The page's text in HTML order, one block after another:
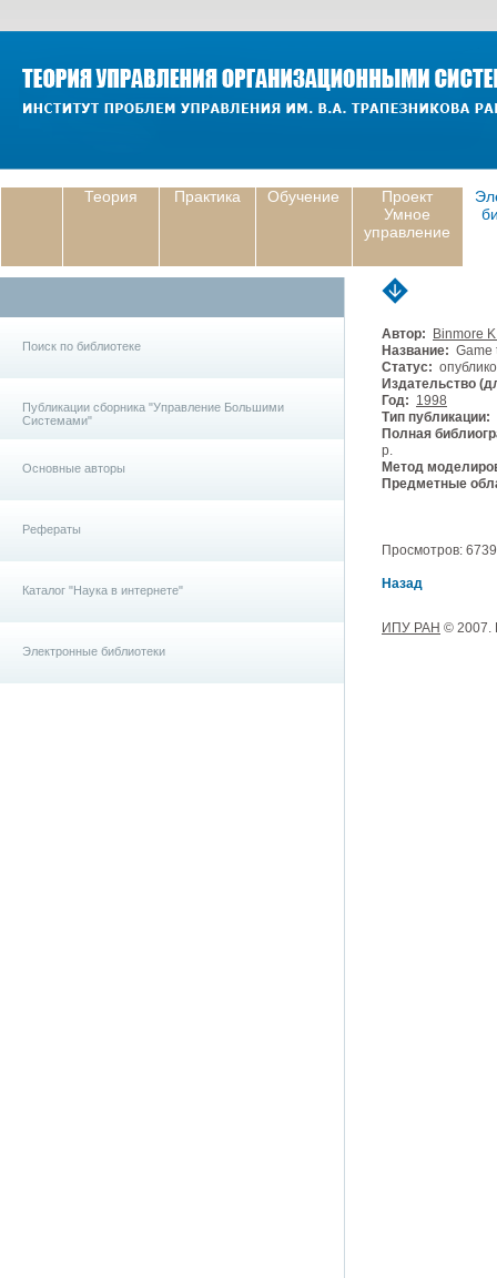
Теория Практика Обучение
Проект
Умное
управление
Поиск по библиотеке
Публикации сборника "Управление Большими
Системами"
Основные авторы
Рефераты
Каталог "Наука в интернете"
Электронные библиотеки
Автор:
Binmore
Название: Game
Статус:
Издательство
Год: 1998
Тип публикации:
Полная
p.
Метод
Предметные
Просмотров:
Назад
ИПУ РАН © 2007.